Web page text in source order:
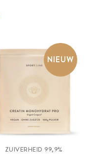
NIEUW
ZUIVERHEID 99,9%